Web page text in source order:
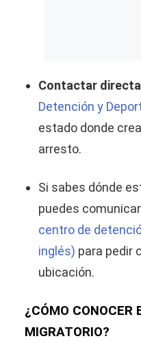
Contactar
Detención y
estado donde
arresto.
Si sabes dónde
puedes
centro de
inglés) para pedir
ubicación.
¿CÓMO CONOCER
MIGRATORIO?